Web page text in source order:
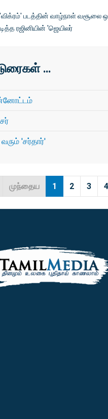
படத்தின் வாழ்நாள் வசூலை
ரஜினியின் 'ஜெயிலர்
…
'சர்தார்'
முந்தைய 1 2 3 4